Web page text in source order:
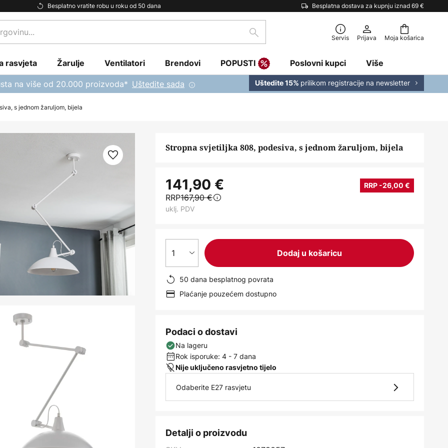
Besplatno vratite robu u roku od 50 dana Besplatna dostava za kupnju iznad 69 €
Moja košarica
traži Servis Prijava
rasvjeta Žarulje Ventilatori Brendovi POPUSTI Poslovni kupci Više
na više od 20.000 proizvoda* Uštedite sada Uštedite 15% prilikom registracije na newsletter
s jednom žaruljom, bijela
Stropna svjetiljka 808, podesiva, s jednom žaruljom, bijela
141,90 € RRP -26,00 €
RRP167,90 €
uklj. PDV
1 Dodaj u košaricu
50 dana besplatnog povrata
Plaćanje pouzećem dostupno
Podaci o dostavi
Na lageru
Rok isporuke: 4 - 7 dana
Nije uključeno rasvjetno tijelo
Odaberite E27 rasvjetu
Detalji o proizvodu